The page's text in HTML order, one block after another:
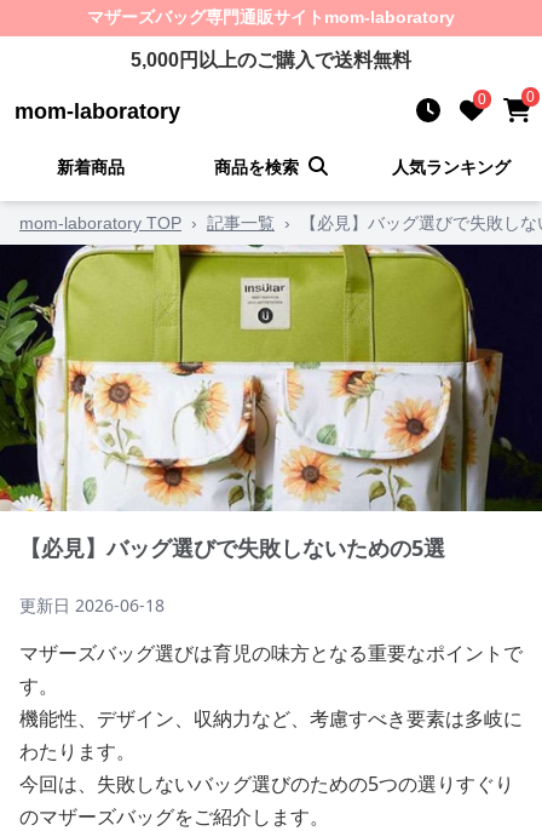
マザーズバッグ専門通販サイト mom-laboratory
5,000円以上のご購入で送料無料
mom-laboratory 0 0
新着商品 商品を検索 人気ランキング
mom-laboratory TOP › 記事一覧 › 【必見】バッグ選びで失敗し
【必見】バッグ選びで失敗しないための5選
更新日 2026-06-18
マザーズバッグ選びは育児の味方となる重要なポイントで
す。
機能性、デザイン、収納力など、考慮すべき要素は多岐に
わたります。
今回は、失敗しないバッグ選びのための5つの選りすぐり
のマザーズバッグをご紹介します。